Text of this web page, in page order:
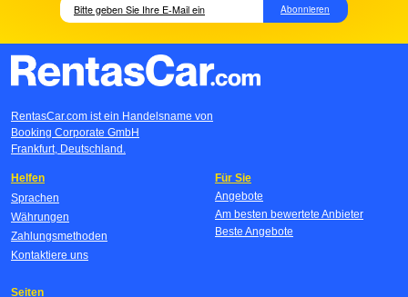
Abonnieren
RentasCar.com ist ein Handelsname von
Booking Corporate GmbH
Frankfurt, Deutschland.
Helfen
Sprachen
Währungen
Zahlungsmethoden
Kontaktiere uns
Für Sie
Angebote
Am besten bewertete Anbieter
Beste Angebote
Seiten